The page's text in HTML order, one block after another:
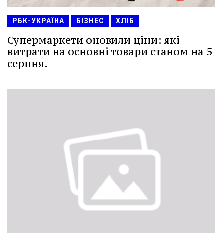
РБК-УКРАЇНА БІЗНЕС ХЛІБ
Супермаркети оновили ціни: які
витрати на основні товари станом на 5
серпня.